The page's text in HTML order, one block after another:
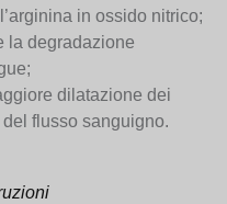
in ossido nitrico;
la degradazione
dilatazione dei
flusso sanguigno.